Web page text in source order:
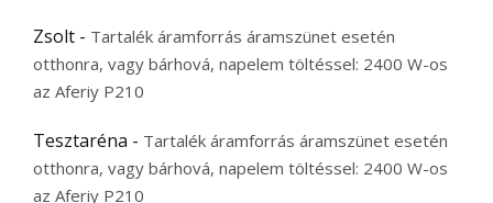
Zsolt - Tartalék áramforrás áramszünet esetén
otthonra, vagy bárhová, napelem töltéssel: 2400 W-os
az Aferiy P210
Tesztaréna - Tartalék áramforrás áramszünet esetén
otthonra, vagy bárhová, napelem töltéssel: 2400 W-os
az Aferiy P210